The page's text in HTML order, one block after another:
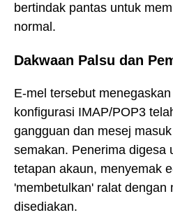
bertindak pantas untuk
normal.
Dakwaan Palsu dan
E-mel tersebut
konfigurasi IMAP/POP3
gangguan dan mesej
semakan. Penerima digesa
tetapan akaun, menyemak
'membetulkan' ralat dengan
disediakan.